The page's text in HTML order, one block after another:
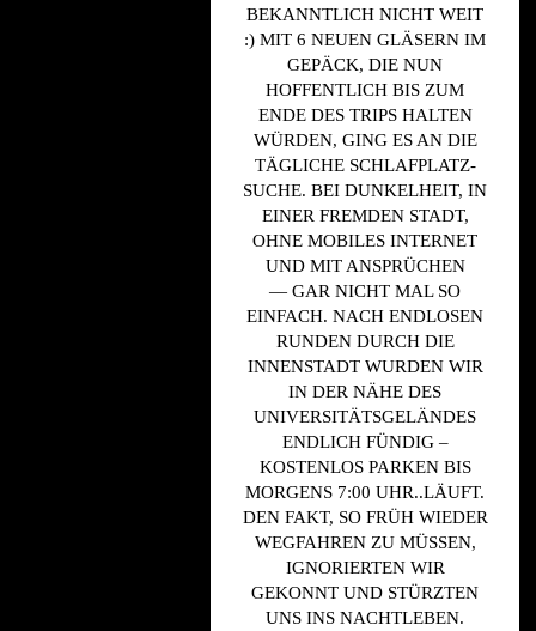
BEKANNTLICH NICHT WEIT
:) MIT 6 NEUEN GLÄSERN IM
GEPÄCK, DIE NUN
HOFFENTLICH BIS ZUM
ENDE DES TRIPS HALTEN
WÜRDEN, GING ES AN DIE
TÄGLICHE SCHLAFPLATZ-
SUCHE. BEI DUNKELHEIT, IN
EINER FREMDEN STADT,
OHNE MOBILES INTERNET
UND MIT ANSPRÜCHEN
— GAR NICHT MAL SO
EINFACH. NACH ENDLOSEN
RUNDEN DURCH DIE
INNENSTADT WURDEN WIR
IN DER NÄHE DES
UNIVERSITÄTSGELÄNDES
ENDLICH FÜNDIG –
KOSTENLOS PARKEN BIS
MORGENS 7:00 UHR..LÄUFT.
DEN FAKT, SO FRÜH WIEDER
WEGFAHREN ZU MÜSSEN,
IGNORIERTEN WIR
GEKONNT UND STÜRZTEN
UNS INS NACHTLEBEN.